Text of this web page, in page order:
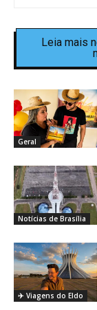
Leia mais
Geral
Notícias de Brasília
✈️ Viagens do Eldo